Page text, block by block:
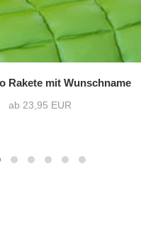
Rakete mit Wunschname
ab 23,95 EUR